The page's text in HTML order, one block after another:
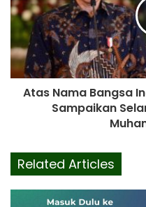
Atas Nama Bangsa
Sampaikan
Related Articles